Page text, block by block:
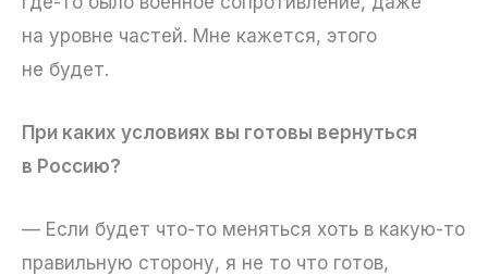
на уровне частей. Мне кажется, этого
не будет.
При каких условиях вы готовы вернуться
в Россию?
— Если будет что-то меняться хоть в какую-то
правильную сторону, я не то что готов,